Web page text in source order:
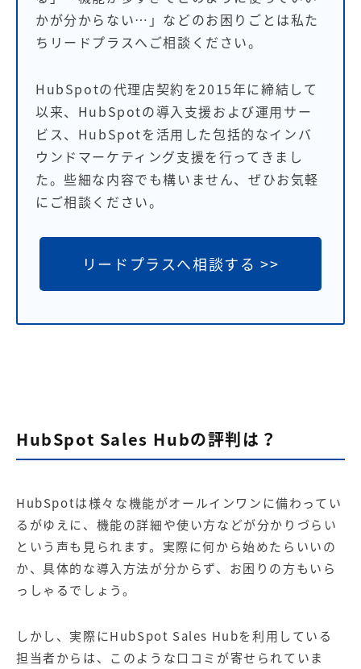
かが分からない…」などのお困りごとは私た
ちリードプラスへご相談ください。
HubSpotの代理店契約を2015年に締結して
以来、HubSpotの導入支援および運用サー
ビス、HubSpotを活用した包括的なインバ
ウンドマーケティング支援を行ってきまし
た。些細な内容でも構いません、ぜひお気軽
にご相談ください。
リードプラスへ相談する >>
HubSpot Sales Hubの評判は？
HubSpotは様々な機能がオールインワンに備わってい
るがゆえに、機能の詳細や使い方などが分かりづらい
という声も見られます。実際に何から始めたらいいの
か、具体的な導入方法が分からず、お困りの方もいら
っしゃるでしょう。
しかし、実際にHubSpot Sales Hubを利用している
担当者からは、このような口コミが寄せられていま